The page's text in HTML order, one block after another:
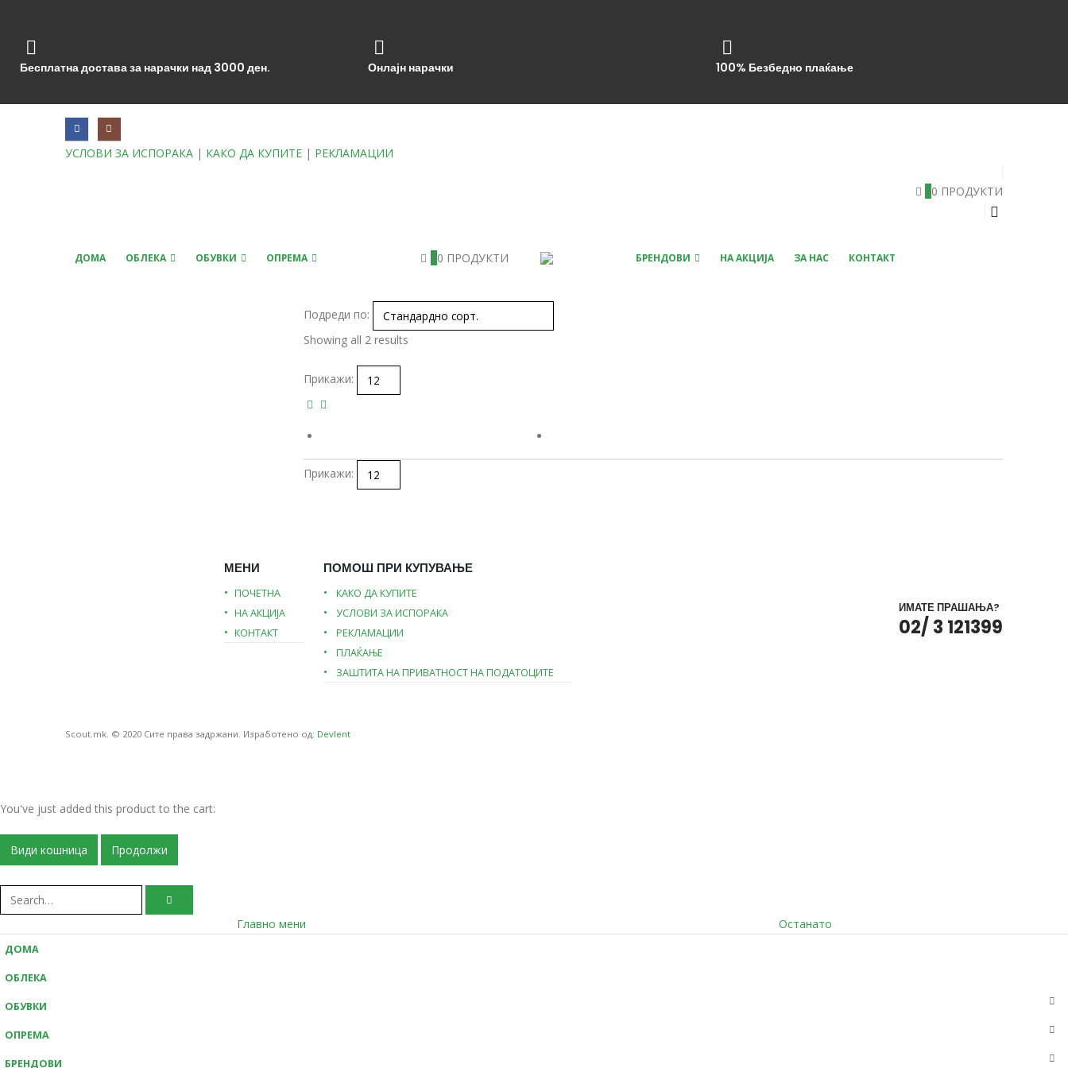
Бесплатна достава за нарачки над 3000 ден. Онлајн нарачки 100% Безбедно плаќање
УСЛОВИ ЗА ИСПОРАКА | КАКО ДА КУПИТЕ | РЕКЛАМАЦИИ
00 ПРОДУКТИ
ДОМА ОБЛЕКА ОБУВКИ ОПРЕМА 00 ПРОДУКТИ БРЕНДОВИ НА АКЦИЈА ЗА НАС КОНТАКТ
Подреди по:
Showing all 2 results
Прикажи:
Прикажи:
МЕНИ
ПОЧЕТНА
НА АКЦИЈА
КОНТАКТ
ПОМОШ ПРИ КУПУВАЊЕ
КАКО ДА КУПИТЕ
УСЛОВИ ЗА ИСПОРАКА
РЕКЛАМАЦИИ
ПЛАЌАЊЕ
ЗАШТИТА НА ПРИВАТНОСТ НА ПОДАТОЦИТЕ
ИМАТЕ ПРАШАЊА?
02/ 3 121399
Scout.mk. © 2020 Сите права задржани. Изработено од: Devlent
You've just added this product to the cart:
Види кошница Продолжи
Главно мени Останато
ДОМА
ОБЛЕКА
ОБУВКИ
ОПРЕМА
БРЕНДОВИ